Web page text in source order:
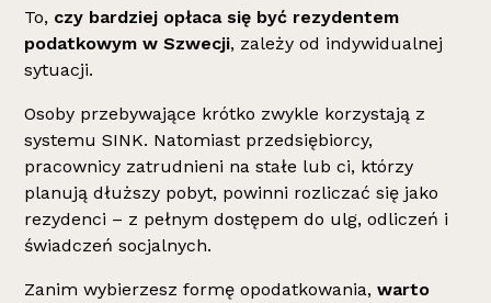
To, czy bardziej opłaca się być rezydentem
podatkowym w Szwecji, zależy od indywidualnej
sytuacji.
Osoby przebywające krótko zwykle korzystają z
systemu SINK. Natomiast przedsiębiorcy,
pracownicy zatrudnieni na stałe lub ci, którzy
planują dłuższy pobyt, powinni rozliczać się jako
rezydenci – z pełnym dostępem do ulg, odliczeń i
świadczeń socjalnych.
Zanim wybierzesz formę opodatkowania,warto